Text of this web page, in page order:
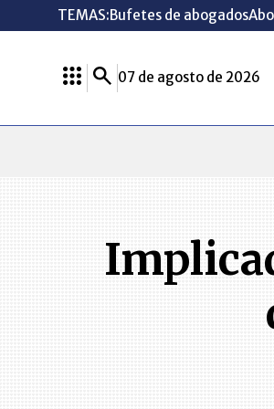
TEMAS:Bufetes de abogados
07 de agosto de 2026